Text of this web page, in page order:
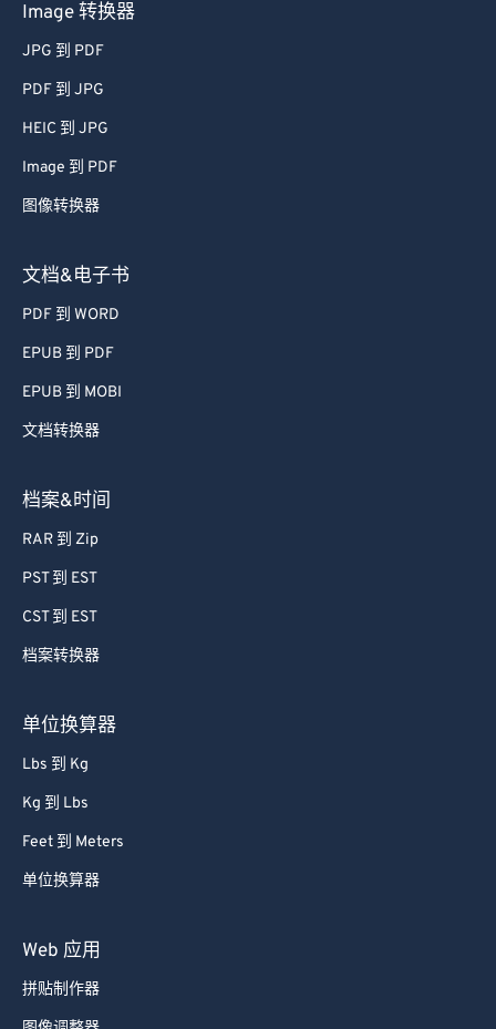
Image 转换器
JPG 到 PDF
PDF 到 JPG
HEIC 到 JPG
Image 到 PDF
图像转换器
文档&电子书
PDF 到 WORD
EPUB 到 PDF
EPUB 到 MOBI
文档转换器
档案&时间
RAR 到 Zip
PST 到 EST
CST 到 EST
档案转换器
单位换算器
Lbs 到 Kg
Kg 到 Lbs
Feet 到 Meters
单位换算器
Web 应用
拼贴制作器